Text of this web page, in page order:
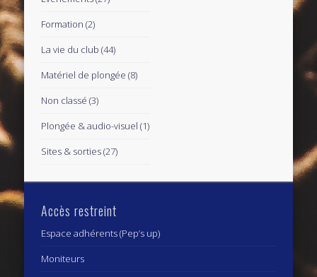
Formation (2)
La vie du club (44)
Matériel de plongée (8)
Non classé (3)
Plongée & audio-visuel (1)
Sites & sorties(27)
Accès restreint
Espace adhérents (Pep’s up)
Moniteurs